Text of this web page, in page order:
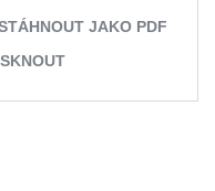
JAKO PDF